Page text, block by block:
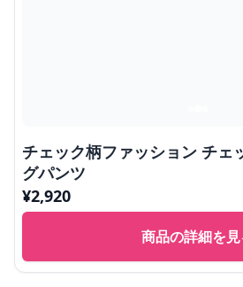
チェック柄ファッション チェ
グパンツ
¥2,920
商品の詳細を見